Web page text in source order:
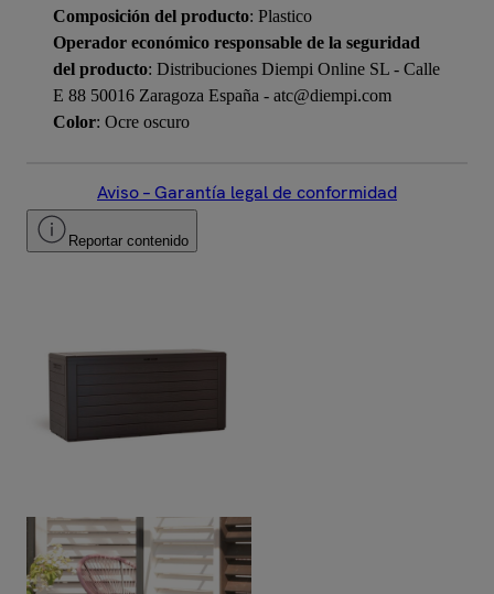
Composición del producto: Plastico
Operador económico responsable de la seguridad
del producto: Distribuciones Diempi Online SL - Calle
E 88 50016 Zaragoza España - atc@diempi.com
Color: Ocre oscuro
Aviso – Garantía legal de conformidad
Reportar contenido